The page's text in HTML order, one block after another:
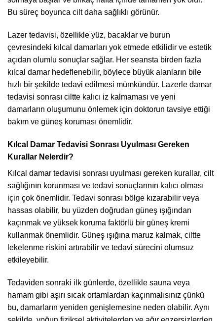
Bu süreç boyunca cilt daha sağlıklı görünür.
Lazer tedavisi, özellikle yüz, bacaklar ve burun
çevresindeki kılcal damarları yok etmede etkilidir ve estetik
açıdan olumlu sonuçlar sağlar. Her seansta birden fazla
kılcal damar hedeflenebilir, böylece büyük alanların bile
hızlı bir şekilde tedavi edilmesi mümkündür. Lazerle damar
tedavisi sonrası ciltte kalıcı iz kalmaması ve yeni
damarların oluşumunu önlemek için doktorun tavsiye ettiği
bakım ve güneş koruması önemlidir.
Kılcal Damar Tedavisi Sonrası Uyulması Gereken
Kurallar Nelerdir?
Kılcal damar tedavisi sonrası uyulması gereken kurallar, cilt
sağlığının korunması ve tedavi sonuçlarının kalıcı olması
için çok önemlidir. Tedavi sonrası bölge kızarabilir veya
hassas olabilir, bu yüzden doğrudan güneş ışığından
kaçınmak ve yüksek koruma faktörlü bir güneş kremi
kullanmak önemlidir. Güneş ışığına maruz kalmak, ciltte
lekelenme riskini artırabilir ve tedavi sürecini olumsuz
etkileyebilir.
Tedaviden sonraki ilk günlerde, özellikle sauna veya
hamam gibi aşırı sıcak ortamlardan kaçınmalısınız çünkü
bu, damarların yeniden genişlemesine neden olabilir. Aynı